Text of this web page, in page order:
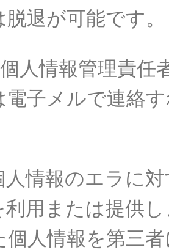
脱退が可能です。
個人情報管理責任
電子メ ルで連絡
人情報のエラ に対
利用または提供
個人情報 を第三者